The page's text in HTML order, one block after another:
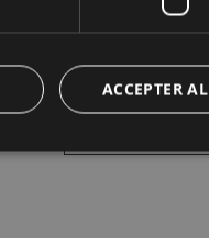
DR’s
Prøv at se om
Internationale
raket.
ACCEPTER